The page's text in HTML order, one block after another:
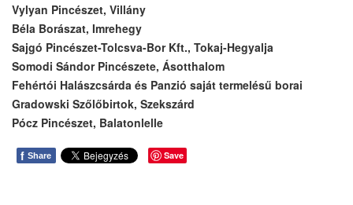
Vylyan Pincészet, Villány
Béla Borászat, Imrehegy
Sajgó Pincészet-Tolcsva-Bor Kft., Tokaj-Hegyalja
Somodi Sándor Pincészete, Ásotthalom
Fehértói Halászcsárda és Panzió saját termelésű borai
Gradowski Szőlőbirtok, Szekszárd
Pócz Pincészet, Balatonlelle
f Share Save